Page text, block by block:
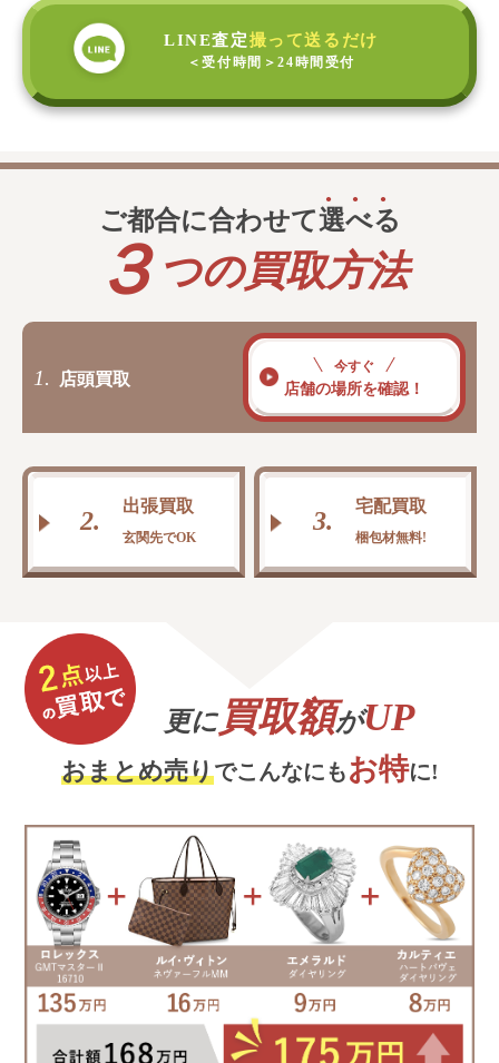
LINE査定撮って送るだけ
＜受付時間＞24時間受付
ご都合に合わせて選べる
３ つの買取方法
1. 店頭買取
今すぐ
店舗の場所を確認！
2.
出張買取
玄関先でOK
3.
宅配買取
梱包材無料!
更に買取額がUP
おまとめ売りでこんなにもお特に!